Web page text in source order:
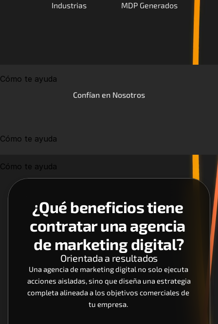
Industrias MDP Generados
Cómo te ayuda
Confían en Nosotros
Cómo te ayuda
Cómo te ayuda
¿Qué beneficios tiene
contratar una agencia
de marketing digital?
Orientada a resultados
Una agencia de marketing digital no solo ejecuta
acciones aisladas, sino que diseña una estrategia
completa alineada a los objetivos comerciales de
tu empresa.